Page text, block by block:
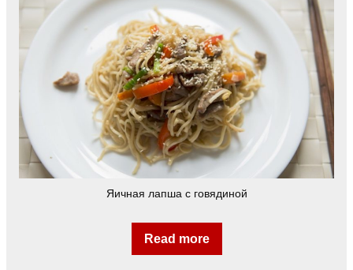
Яичная лапша с говядиной
Read more